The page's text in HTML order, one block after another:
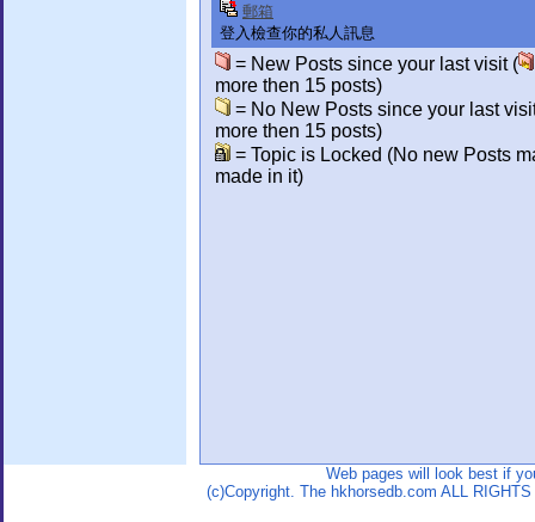
郵箱
登入檢查你的私人訊息
= New Posts since your last visit (
more then 15 posts)
= No New Posts since your last
more then 15 posts)
= Topic is Locked (No new Posts
made in it)
Web pages will look best if
(c)Copyright. The hkhorsedb.com ALL